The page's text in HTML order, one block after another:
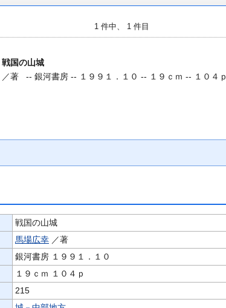
1 件中、 1 件目
戦国の山城
／著 -- 銀河書房 -- １９９１．１０ -- １９ｃｍ -- １０４ｐ
戦国の山城
馬場広幸 ／著
銀河書房 １９９１．１０
１９ｃｍ １０４ｐ
215